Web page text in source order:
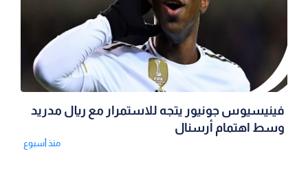
فينيسيوس جونيور يتجه للاستمرار مع ريال مدريد
وسط اهتمام أرسنال
منذ أسبوع